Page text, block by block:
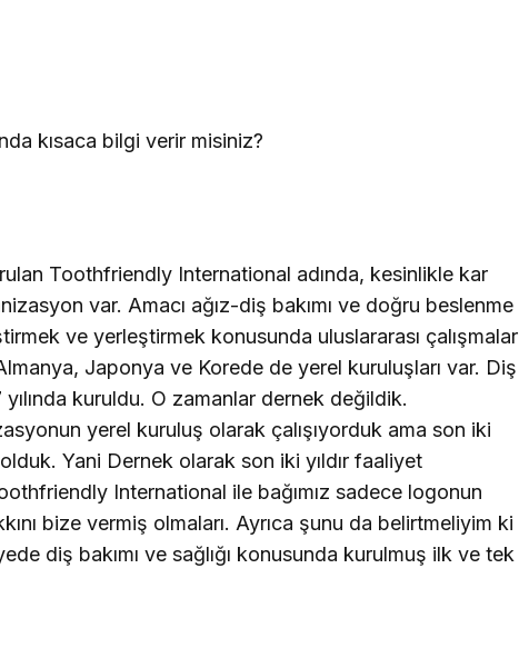
kısaca bilgi verir misiniz?
Toothfriendly International adında, kesinlikle kar
var. Amacı ağız-diş bakımı ve doğru beslenme
ve yerleştirmek konusunda uluslararası çalışmalar
Japonya ve Korede de yerel kuruluşları var. Diş
yılında kuruldu. O zamanlar dernek değildik.
yerel kuruluş olarak çalışıyorduk ama son iki
Yani Dernek olarak son iki yıldır faaliyet
International ile bağımız sadece logonun
bize vermiş olmaları. Ayrıca şunu da belirtmeliyim ki
diş bakımı ve sağlığı konusunda kurulmuş ilk ve tek